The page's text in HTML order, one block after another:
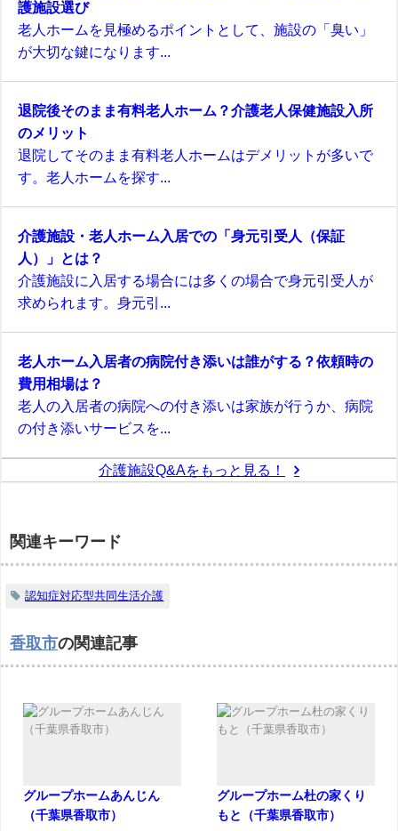
護施設選び
老人ホームを見極めるポイントとして、施設の「臭い」
が大切な鍵になります...
退院後そのまま有料老人ホーム？介護老人保健施設入所
のメリット
退院してそのまま有料老人ホームはデメリットが多いで
す。老人ホームを探す...
介護施設・老人ホーム入居での「身元引受人（保証
人）」とは？
介護施設に入居する場合には多くの場合で身元引受人が
求められます。身元引...
老人ホーム入居者の病院付き添いは誰がする？依頼時の
費用相場は？
老人の入居者の病院への付き添いは家族が行うか、病院
の付き添いサービスを...
介護施設Q&Aをもっと見る！
関連キーワード
認知症対応型共同生活介護
香取市の関連記事
グループホームあんじん
（千葉県香取市）
グループホーム杜の家くり
もと（千葉県香取市）